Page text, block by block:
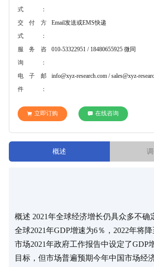
式：
交付方
式：
Email发送或EMS快递
服务咨
询：
010-53322951 / 18480655925 微同
电子邮
件：
info@xyz-research.com / sales@xyz-
立即订购 在线咨询
概述
概述 2021年全球经济增长仍具众多不确
全球2021年GDP增速为6％，2022年将
市场2021年政府工作报告中设定了GDP
目标，但市场普遍预期今年中国市场经